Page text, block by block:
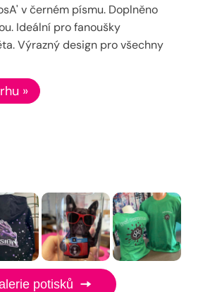
v černém písmu. Doplněno
Ideální pro fanoušky
Výrazný design pro všechny
»
potisků